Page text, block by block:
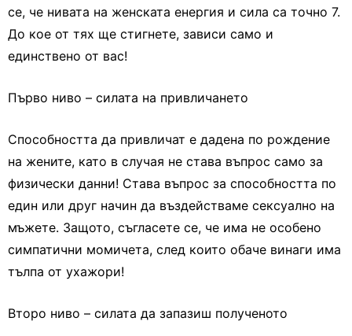
се, че нивата на женската енергия и сила са точно 7.
До кое от тях ще стигнете, зависи само и
единствено от вас!
Първо ниво – силата на привличането
Способността да привличат е дадена по рождение
на жените, като в случая не става въпрос само за
физически данни! Става въпрос за способността по
един или друг начин да въздействаме сексуално на
мъжете. Защото, съгласете се, че има не особено
симпатични момичета, след които обаче винаги има
тълпа от ухажори!
Второ ниво – силата да запазиш полученото